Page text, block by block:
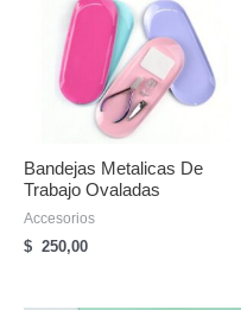
Bandejas Metalicas De
Trabajo Ovaladas
Accesorios
$ 250,00